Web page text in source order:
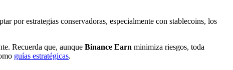
por estrategias conservadoras, especialmente con stablecoins, los
Recuerda que, aunque Binance Earn minimiza riesgos, toda
guías estratégicas.